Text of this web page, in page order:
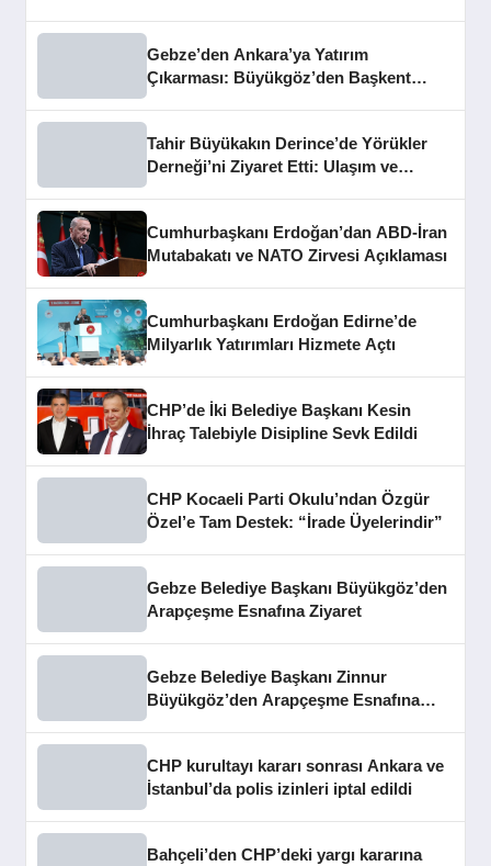
Gebze’den Ankara’ya Yatırım
Çıkarması: Büyükgöz’den Başkent
Tahir Büyükakın Derince’de Yörükler
Derneği’ni Ziyaret Etti: Ulaşım ve
Cumhurbaşkanı Erdoğan’dan ABD-İran
Mutabakatı ve NATO Zirvesi Açıklaması
Cumhurbaşkanı Erdoğan Edirne’de
Milyarlık Yatırımları Hizmete Açtı
CHP’de İki Belediye Başkanı Kesin
İhraç Talebiyle Disipline Sevk Edildi
CHP Kocaeli Parti Okulu’ndan Özgür
Özel’e Tam Destek: “İrade Üyelerindir”
Gebze Belediye Başkanı Büyükgöz’den
Arapçeşme Esnafına Ziyaret
Gebze Belediye Başkanı Zinnur
Büyükgöz’den Arapçeşme Esnafına
CHP kurultayı kararı sonrası Ankara ve
İstanbul’da polis izinleri iptal edildi
Bahçeli’den CHP’deki yargı kararına